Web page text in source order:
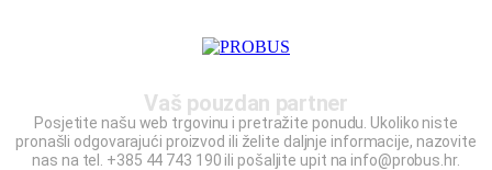
Vaš pouzdan partner
Posjetite našu web trgovinu i pretražite ponudu. Ukoliko niste
pronašli odgovarajući proizvod ili želite daljnje informacije, nazovite
nas na tel. +385 44 743 190 ili pošaljite upit na info@probus.hr.